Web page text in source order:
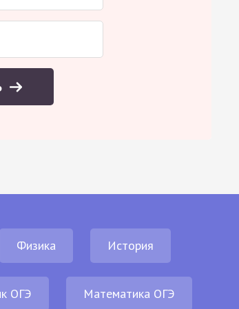
Физика История
ОГЭ Математика ОГЭ